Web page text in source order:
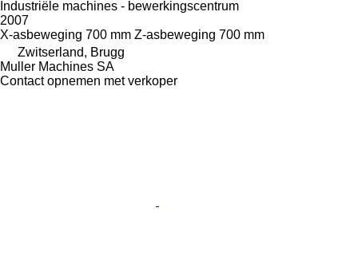
Industriële machines - bewerkingscentrum
2007
X-asbeweging 700 mm Z-asbeweging 700 mm
Zwitserland, Brugg
Muller Machines SA
Contact opnemen met verkoper